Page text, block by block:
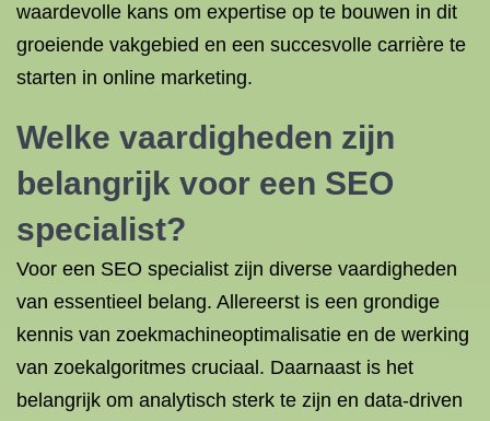
waardevolle kans om expertise op te bouwen in dit
groeiende vakgebied en een succesvolle carrière te
starten in online marketing.
Welke vaardigheden zijn
belangrijk voor een SEO
specialist?
Voor een SEO specialist zijn diverse vaardigheden
van essentieel belang. Allereerst is een grondige
kennis van zoekmachineoptimalisatie en de werking
van zoekalgoritmes cruciaal. Daarnaast is het
belangrijk om analytisch sterk te zijn en data-driven